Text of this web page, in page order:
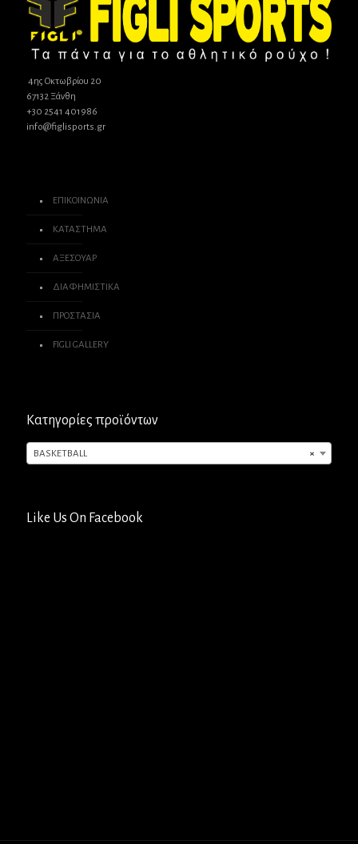
4ης Οκτωβρίου 20
67132 Ξάνθη
+30 2541 401986
info@figlisports.gr
ΕΠΙΚΟΙΝΩΝΙΑ
ΚΑΤΑΣΤΗΜΑ
ΑΞΕΣΟΥΑΡ
ΔΙΑΦΗΜΙΣΤΙΚΑ
ΠΡΟΣΤΑΣΙΑ
FIGLI GALLERY
Κατηγορίες προϊόντων
×
BASKETBALL
Like Us On Facebook